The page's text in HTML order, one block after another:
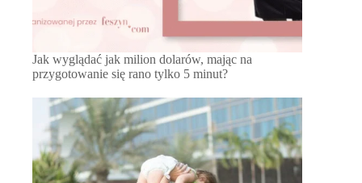
Jak wyglądać jak milion dolarów, mając na
przygotowanie się rano tylko 5 minut?